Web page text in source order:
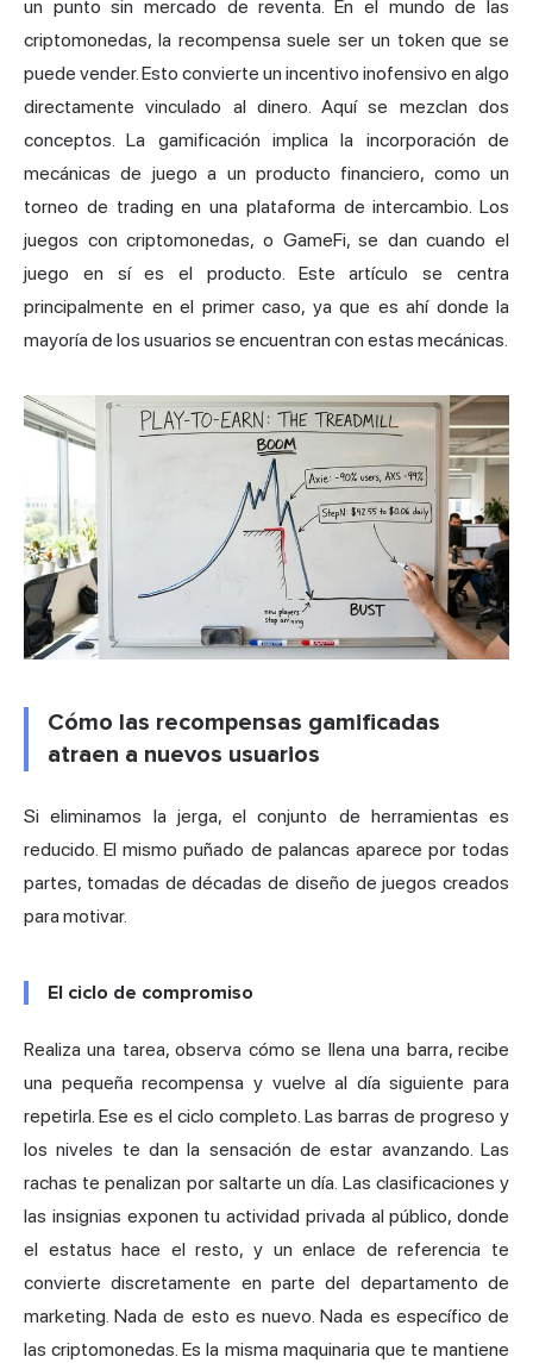
un punto sin mercado de reventa. En el mundo de las
criptomonedas, la recompensa suele ser un token que se
puede vender. Esto convierte un incentivo inofensivo en algo
directamente vinculado al dinero. Aquí se mezclan dos
conceptos. La gamificación implica la incorporación de
mecánicas de juego a un producto financiero, como un
torneo de trading en una plataforma de intercambio. Los
juegos con criptomonedas, o GameFi, se dan cuando el
juego en sí es el producto. Este artículo se centra
principalmente en el primer caso, ya que es ahí donde la
mayoría de los usuarios se encuentran con estas mecánicas.
Cómo las recompensas gamificadas
atraen a nuevos usuarios
Si eliminamos la jerga, el conjunto de herramientas es
reducido. El mismo puñado de palancas aparece por todas
partes, tomadas de décadas de diseño de juegos creados
para motivar.
El ciclo de compromiso
Realiza una tarea, observa cómo se llena una barra, recibe
una pequeña recompensa y vuelve al día siguiente para
repetirla. Ese es el ciclo completo. Las barras de progreso y
los niveles te dan la sensación de estar avanzando. Las
rachas te penalizan por saltarte un día. Las clasificaciones y
las insignias exponen tu actividad privada al público, donde
el estatus hace el resto, y un enlace de referencia te
convierte discretamente en parte del departamento de
marketing. Nada de esto es nuevo. Nada es específico de
las criptomonedas. Es la misma maquinaria que te mantiene